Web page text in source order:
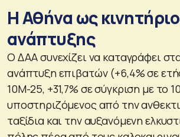
Η Αθήνα ως
ανάπτυξης
Ο ΔΑΑ συνεχίζει να καταγράφει
ανάπτυξη επιβατών (+6,4% σε
10M-25, +31,7% σε σύγκριση με το
υποστηριζόμενος από την
ταξίδια και την αυξανόμενη